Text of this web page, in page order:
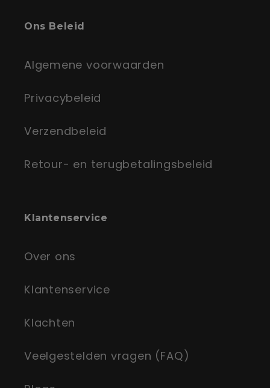
Ons Beleid
Algemene voorwaarden
Privacybeleid
Verzendbeleid
Retour- en terugbetalingsbeleid
Klantenservice
Over ons
Klantenservice
Klachten
Veelgestelden vragen (FAQ)